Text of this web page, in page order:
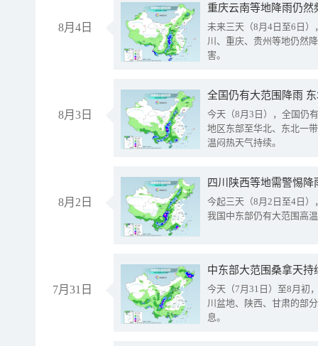
8月4日
重庆云南等地降雨仍然
未来三天（8月4日至6日
川、重庆、贵州等地仍然
害。
8月3日
全国仍有大范围降雨
今天（8月3日），全国仍
地区东部至华北、东北一
温闷热天气持续。
8月2日
今起三天（8月2日至4日
我国中东部仍有大范围高
7月31日
中东部大范围桑拿天
今天（7月31日）至8月初
川盆地、陕西、甘肃的部
息。